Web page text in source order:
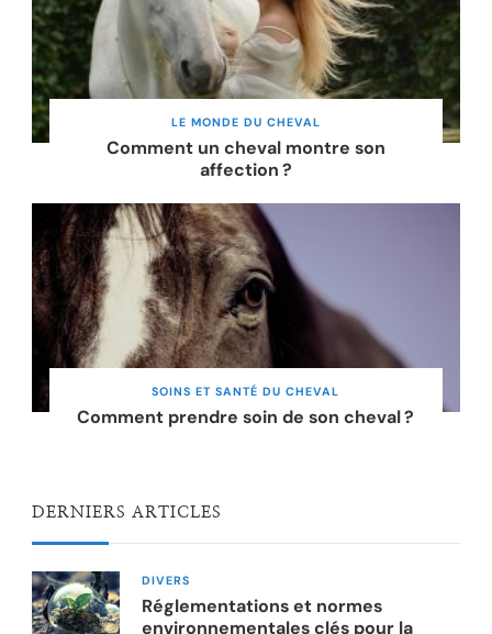
LE MONDE DU CHEVAL
Comment un cheval montre son
affection ?
SOINS ET SANTÉ DU CHEVAL
Comment prendre soin de son cheval ?
DERNIERS ARTICLES
DIVERS
Réglementations et normes
environnementales clés pour la